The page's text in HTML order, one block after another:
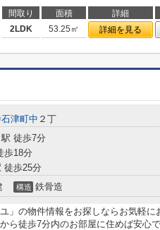
間取り 面積 詳細
2LDK 53.25㎡ 詳細を見る
津町中 ２丁
駅 徒歩7分
歩18分
徒歩25分
構造 鉄骨造
」の物件情報をお探しならお気軽に
ら徒歩7分内のお部屋に住めば安心